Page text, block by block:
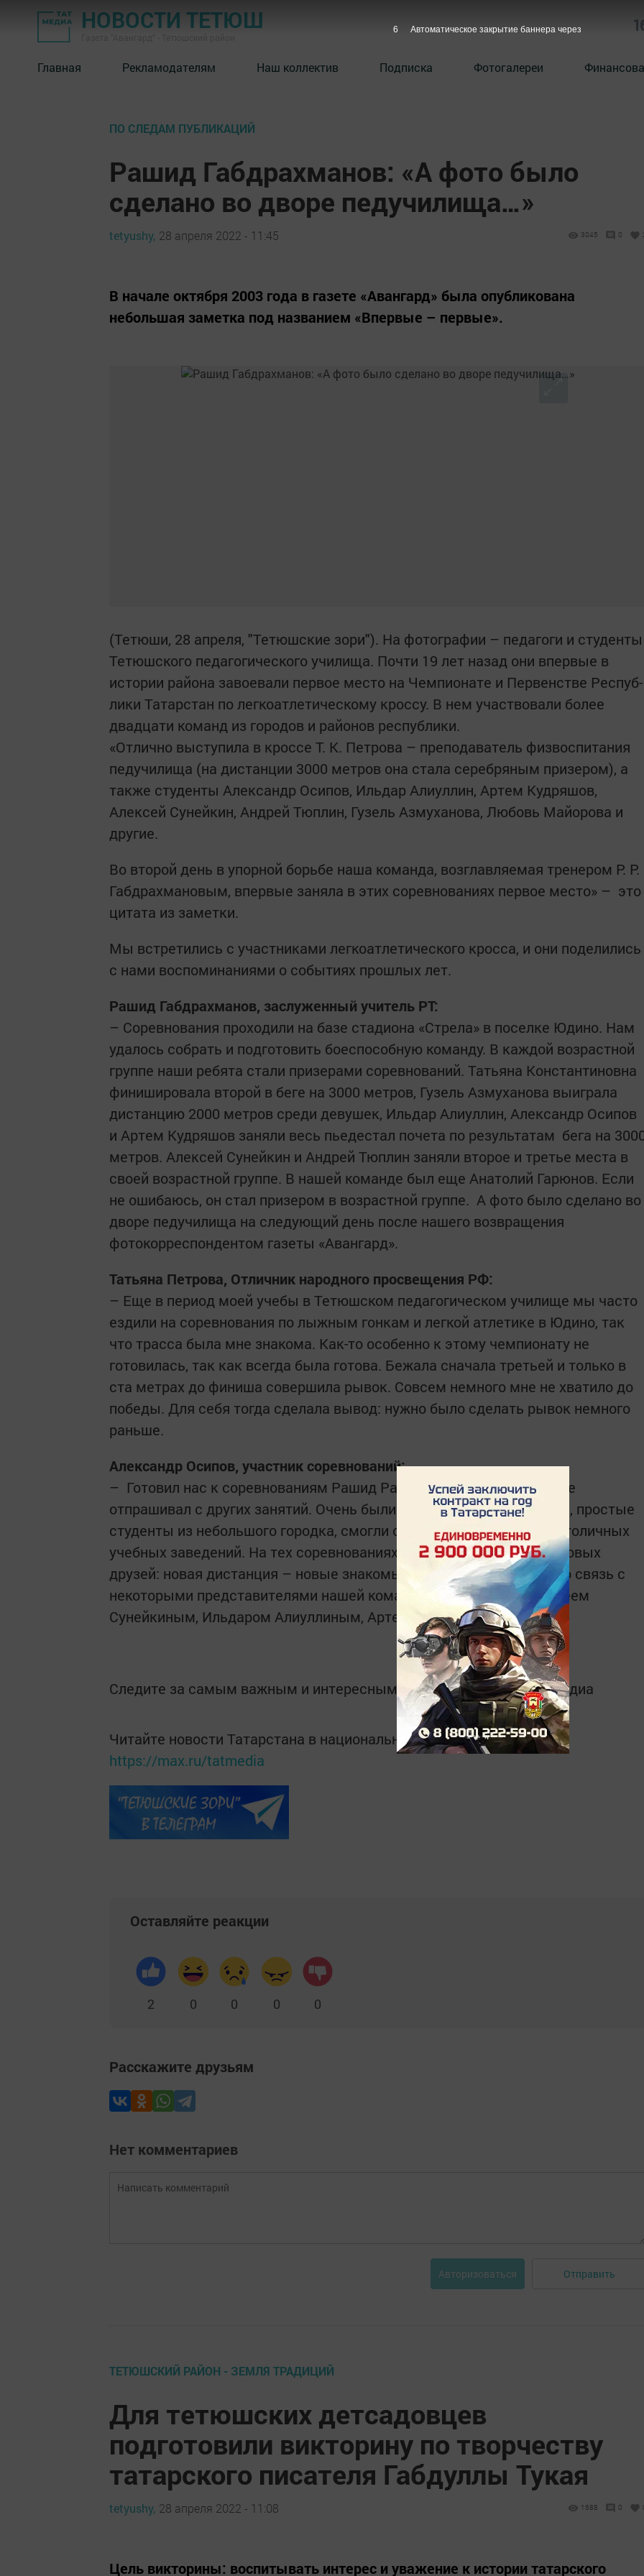
НОВОСТИ ТЕТЮШ
Главная Рекламодателям Наш коллектив Подписка Фотогалереи
ПО СЛЕДАМ ПУБЛИКАЦИЙ
Рашид Габдрахманов: «А фото было
сделано во дворе педучилища…»
tetyushy, 28 апреля 2022 - 11:45 3045 0
В начале ­октября 2003 года в газете «Авангард» была опубликована
небольшая заметка под названием «Впервые – первые».
(Тетюши, 28 апреля, "Тетюшские зори"). На фотографии – педагоги и студенты
Тетюшского педагогического училища. Почти 19 лет назад они впервые в
истории района завоевали первое место на Чемпионате и Первенстве Респуб­
лики Татарстан по легкоатлетическому кроссу. В нем участвовали более
двадцати команд из городов и районов ­республики.
«Отлично выступила в кроссе Т. К. Петрова – преподаватель физвоспитания
педучилища (на дистанции 3000 метров она стала серебряным призером), а
также студенты Александр Осипов, Ильдар Алиуллин, Артем Кудряшов,
Алексей Сунейкин, Андрей Тюплин, Гузель Азмуханова, ­Любовь Майорова и
другие.
Во второй день в упорной борьбе наша команда, возглавляемая тренером Р. Р.
Габдрахмановым, впервые заняла в этих соревнованиях первое место» – это
цитата из заметки.
Мы встретились с участниками легкоатлетического кросса, и они поделились
с нами воспоминаниями о событиях ­прошлых лет.
Рашид Габдрахманов, заслуженный учитель РТ:
– Соревнования проходили на базе стадиона «Стрела» в поселке Юдино. Нам
удалось собрать и подготовить боеспособную команду. В каждой возрастной
группе наши ребята стали призерами соревнований. Татьяна Константиновна
финишировала второй в беге на 3000 метров, Гузель Азмуханова выиграла
дистанцию 2000 мет­ров среди девушек, Ильдар Алиуллин, Александр Осипов
и Артем Кудряшов заняли весь пьедестал почета по результатам бега на
мет­ров. Алексей Сунейкин и Андрей Тюплин заняли второе и третье места в
своей возрастной группе. В нашей команде был еще Анатолий Гарюнов. Если
не ошибаюсь, он стал призером в возрастной группе. А фото было сделано во
дворе педучилища на следующий день после нашего возвращения
фотокорреспондентом газеты «Авангард».
Татьяна Петрова, Отличник ­народного просвещения РФ:
– Еще в период моей учебы в Тетюшском педагогическом училище мы часто
ездили на соревнования по лыжным гонкам и легкой атлетике в Юдино, так
что трасса была мне ­знакома. Как-то особенно к этому чемпионату не
готовилась, так как всегда была готова. Бежала сначала третьей и только в
ста метрах до финиша совершила рывок. Совсем немного мне не хватило до
победы. Для себя тогда сделала вывод: нужно было сделать ­рывок немного
раньше.
Александр Осипов, участник соревнований:
– Готовил нас к соревнованиям Рашид Рахимович. Случалось, даже
отпрашивал с других занятий. Очень были рады победе, так как мы, простые
студенты из небольшого городка, смогли обойти представителей столичных
учебных заведений. На тех соревнованиях у нас появилось много новых
друзей: новая дистанция – новые знакомые. Сегодня поддерживаю связь с
некоторыми представителями нашей команды, к примеру, с Алексеем
Сунейкиным, Ильдаром Алиуллиным, Артемом Кудряшовым.
Следите за самым важным и интересным вTelegram-каналеТатмедиа
Читайте новости Татарстана в национальном мессенджере MАХ:
https://max.ru/tatmedia
Оставляйте реакции
2 0 0 0 0
Расскажите друзьям
Нет комментариев
Авторизоваться Отправить
ТЕТЮШСКИЙ РАЙОН - ЗЕМЛЯ ТРАДИЦИЙ
Для тетюшских детсадовцев
подготовили викторину по творчеству
татарского писателя Габдуллы Тукая
tetyushy, 28 апреля 2022 - 11:08 1688 0
Цель викторины: воспитывать интерес и уважение к истории татарского
5 Автоматическое закрытие баннера через